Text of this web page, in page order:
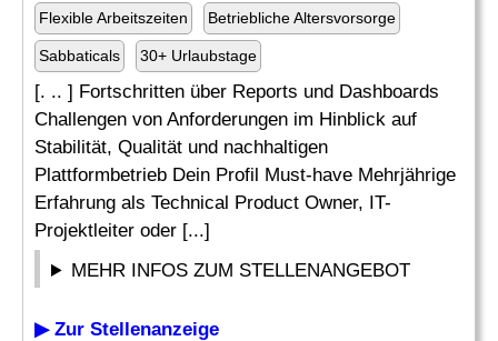
Flexible Arbeitszeiten Betriebliche Altersvorsorge
Sabbaticals 30+ Urlaubstage
[. .. ] Fortschritten über Reports und Dashboards
Challengen von Anforderungen im Hinblick auf
Stabilität, Qualität und nachhaltigen
Plattformbetrieb Dein Profil Must-have Mehrjährige
Erfahrung als Technical Product Owner, IT-
Projektleiter oder [...]
MEHR INFOS ZUM STELLENANGEBOT
▶ Zur Stellenanzeige